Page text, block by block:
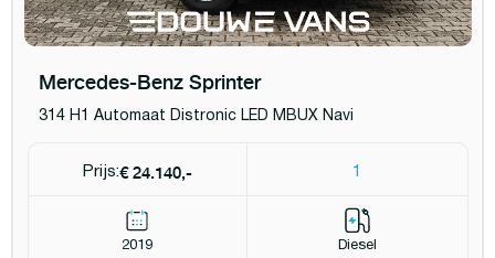
Mercedes-Benz Sprinter
314 H1 Automaat Distronic LED MBUX Navi
Prijs:€ 24.140,- 1
2019 Diesel